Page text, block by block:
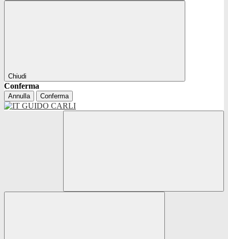
Chiudi
Conferma
Annulla Conferma